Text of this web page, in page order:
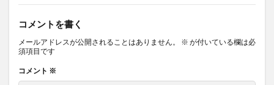
コメントを書く
メールアドレスが公開されることはありません。 ※ が付いている欄は必
須項目です
コメント ※